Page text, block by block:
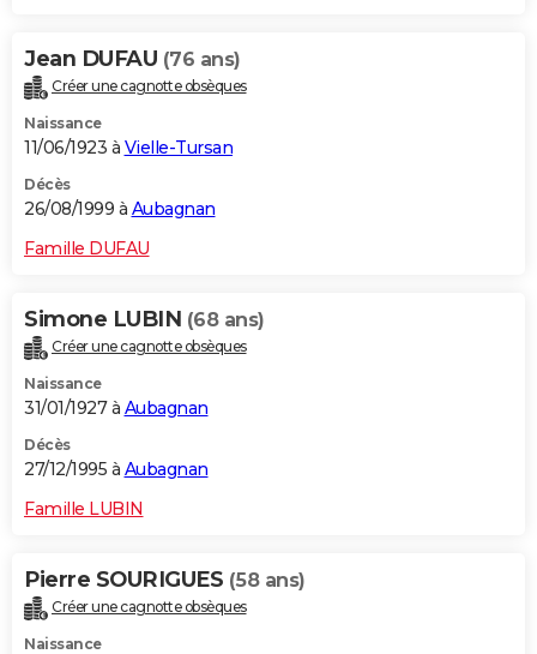
Jean DUFAU (76 ans)
Créer une cagnotte obsèques
Naissance
11/06/1923 à Vielle-Tursan
Décès
26/08/1999 à Aubagnan
Famille DUFAU
Simone LUBIN (68 ans)
Créer une cagnotte obsèques
Naissance
31/01/1927 à Aubagnan
Décès
27/12/1995 à Aubagnan
Famille LUBIN
Pierre SOURIGUES (58 ans)
Créer une cagnotte obsèques
Naissance